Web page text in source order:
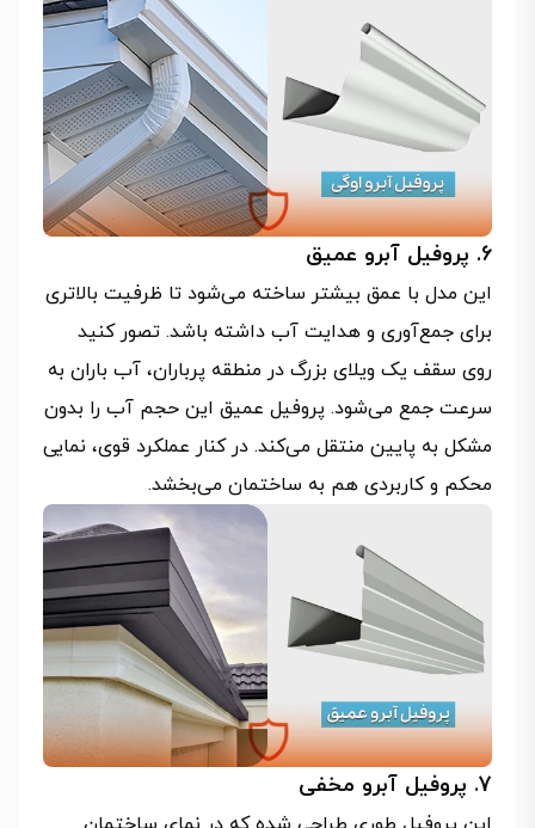
6. پروفیل آبرو عمیق
این مدل با عمق بیشتر ساخته می‌شود تا ظرفیت بالاتری
برای جمع‌آوری و هدایت آب داشته باشد. تصور کنید
روی سقف یک ویلای بزرگ در منطقه پرباران، آب باران به
سرعت جمع می‌شود. پروفیل عمیق این حجم آب را بدون
مشکل به پایین منتقل می‌کند. در کنار عملکرد قوی، نمایی
محکم و کاربردی هم به ساختمان می‌بخشد.
7. پروفیل آبرو مخفی